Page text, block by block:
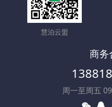
慧泊云盟
商务
周一至周五